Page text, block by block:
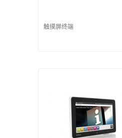
触摸屏终端